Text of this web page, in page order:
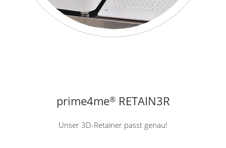
prime4me®RETAIN3R
Unser 3D-Retainer passt genau!